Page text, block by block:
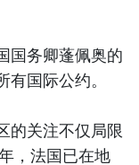
国务卿蓬佩奥的
国际公约。
的关注不仅局限
，法国已在地